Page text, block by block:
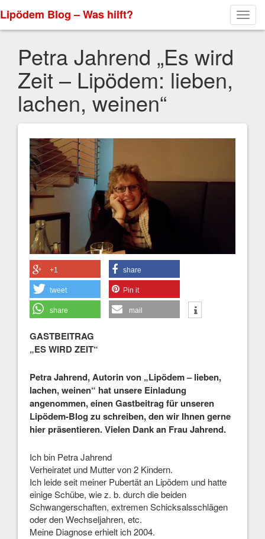
Lipödem Blog – Was hilft?
Petra Jahrend „Es wird
Zeit – Lipödem: lieben,
lachen, weinen“
+1 share
tweet Pin it
share mail
GASTBEITRAG
„ES WIRD ZEIT“
Petra Jahrend, Autorin von „Lipödem – lieben,
lachen, weinen“ hat unsere Einladung
angenommen, einen Gastbeitrag für unseren
Lipödem-Blog zu schreiben, den wir Ihnen gerne
hier präsentieren. Vielen Dank an Frau Jahrend.
Ich bin Petra Jahrend
Verheiratet und Mutter von 2 Kindern.
Ich leide seit meiner Pubertät an Lipödem und hatte
einige Schübe, wie z. b. durch die beiden
Schwangerschaften, extremen Schicksalsschlägen
oder den Wechseljahren, etc.
Meine Diagnose erhielt ich 2004.